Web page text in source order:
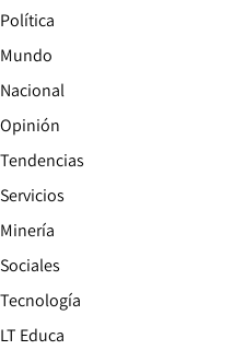
Política
Mundo
Nacional
Opinión
Tendencias
Servicios
Minería
Sociales
Tecnología
LT Educa